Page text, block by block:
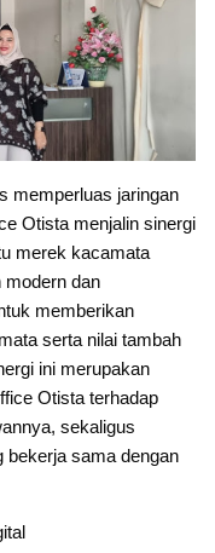
memperluas jaringan
Otista menjalin sinergi
merek kacamata
modern dan
memberikan
serta nilai tambah
ini merupakan
Otista terhadap
sekaligus
bekerja sama dengan